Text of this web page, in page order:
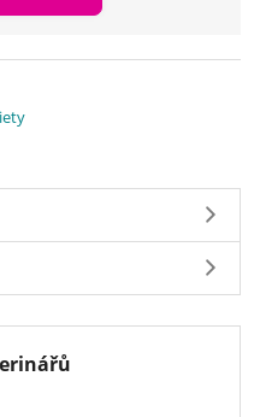
GF
Cat Renal 5
Brit Veterinární Diety